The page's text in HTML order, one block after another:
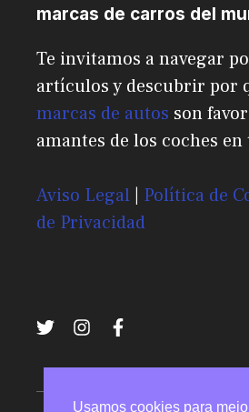
marcas de carros del
Te invitamos a navegar
artículos y descubrir por
marcas de autos son
amantes de los coches
Aviso Legal | Política de
de Privacidad
Usamos cookies para